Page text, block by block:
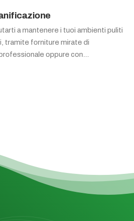
a mantenere i tuoi ambienti puliti
tramite forniture mirate di
oppure con...